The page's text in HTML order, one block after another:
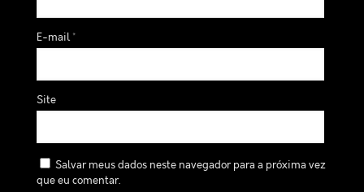
E-mail*
Site
Salvar meus dados neste navegador para a próxima vez
que eu comentar.